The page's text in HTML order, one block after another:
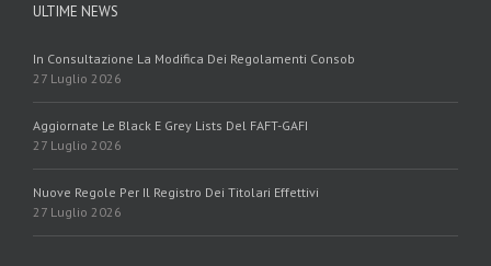
ULTIME NEWS
In Consultazione La Modifica Dei Regolamenti Consob
27 Luglio 2026
Aggiornate Le Black E Grey Lists Del FAFT-GAFI
27 Luglio 2026
Nuove Regole Per Il Registro Dei Titolari Effettivi
27 Luglio 2026